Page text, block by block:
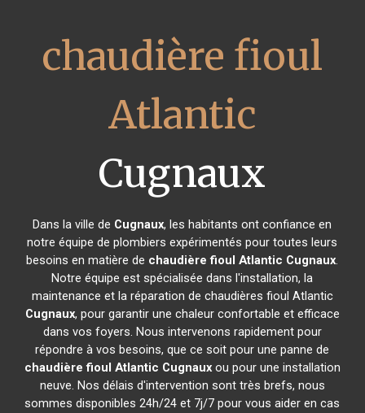
chaudière fioul
Atlantic
Cugnaux
Dans la ville de Cugnaux, les habitants ont confiance en
notre équipe de plombiers expérimentés pour toutes leurs
besoins en matière de chaudière fioul Atlantic Cugnaux.
Notre équipe est spécialisée dans l'installation, la
maintenance et la réparation de chaudières fioul Atlantic
Cugnaux, pour garantir une chaleur confortable et efficace
dans vos foyers. Nous intervenons rapidement pour
répondre à vos besoins, que ce soit pour une panne de
chaudière fioul Atlantic Cugnauxou pour une installation
neuve. Nos délais d'intervention sont très brefs, nous
sommes disponibles 24h/24 et 7j/7 pour vous aider en cas